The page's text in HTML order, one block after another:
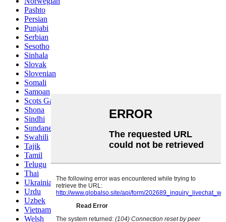
Pashto
Persian
Punjabi
Serbian
Sesotho
Sinhala
Slovak
Slovenian
Somali
Samoan
Scots Gaelic
Shona
Sindhi
Sundanese
Swahili
Tajik
Tamil
Telugu
Thai
Ukrainian
Urdu
Uzbek
Vietnamese
Welsh